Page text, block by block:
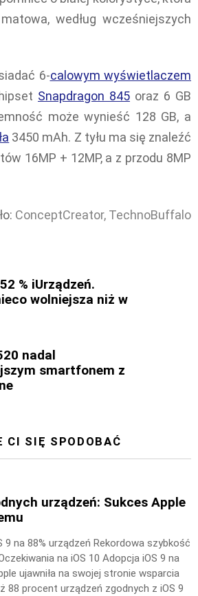
według wcześniejszych
6-calowym wyświetlaczem
Snapdragon 845 oraz 6 GB
może wynieść 128 GB, a
3450 mAh. Z tyłu ma się znaleźć
16MP + 12MP, a z przodu 8MP
ConceptCreator, TechnoBuffalo
% iUrządzeń.
wolniejsza niż w
nadal
smartfonem z
CI SIĘ SPODOBAĆ
urządzeń: Sukces Apple
9 na 88% urządzeń Rekordowa szybkość
na iOS 10 Adopcja iOS 9 na
ujawniła na swojej stronie wsparcia
88 procent urządzeń zgodnych z iOS 9